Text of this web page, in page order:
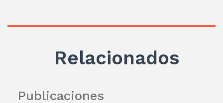
Relacionados
Publicaciones